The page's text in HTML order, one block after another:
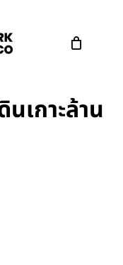
เกาะล้าน